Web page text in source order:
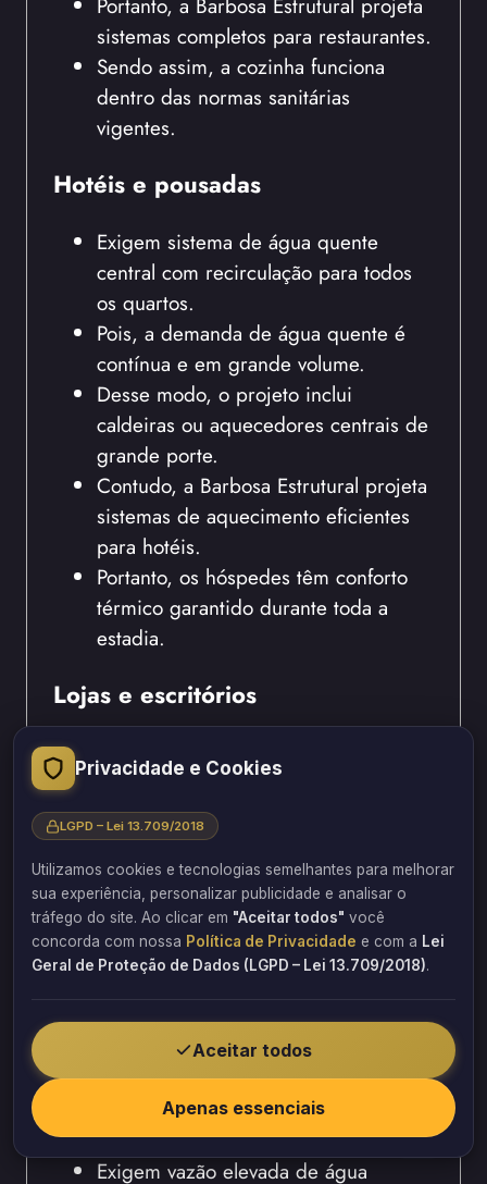
sistemas completos para restaurantes.
Sendo assim, a cozinha funciona
dentro das normas sanitárias
vigentes.
Hotéis e pousadas
Exigem sistema de água quente
central com recirculação para todos
os quartos.
Pois, a demanda de água quente é
contínua e em grande volume.
Desse modo, o projeto inclui
caldeiras ou aquecedores centrais de
grande porte.
Contudo, a Barbosa Estrutural projeta
sistemas de aquecimento eficientes
para hotéis.
Portanto, os hóspedes têm conforto
térmico garantido durante toda a
estadia.
Lojas e escritórios
Exigem sistema dimensionado para o
público circulante e funcionários.
Pois, sanitários para público e
funcionários têm normas específicas.
Desse modo, o projeto considera a
ocupação máxima permitida.
Portanto, a Barbosa Estrutural projeta
sistemas para comércios em geral.
demanda sem sobrecarregar o
Lavanderias e hospitais
Exigem vazão elevada de água
Privacidade e Cookies
LGPD – Lei 13.709/2018
Utilizamos cookies e tecnologias semelhantes para melhorar
sua experiência, personalizar publicidade e analisar o
tráfego do site. Ao clicar em "Aceitar todos" você
concorda com nossa Política de Privacidade e com a Lei
Geral de Proteção de Dados (LGPD – Lei 13.709/2018).
Aceitar todos
Apenas essenciais